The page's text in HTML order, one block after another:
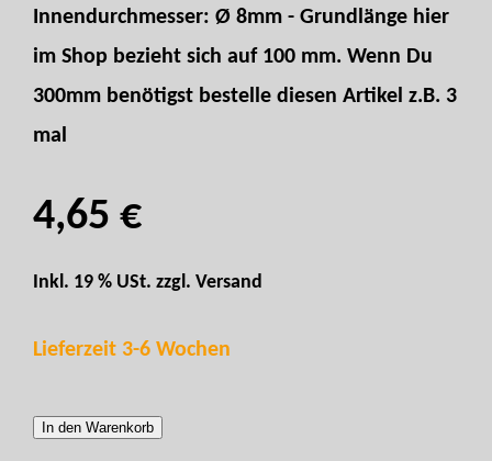
Innendurchmesser: Ø 8mm - Grundlänge hier
im Shop bezieht sich auf 100 mm. Wenn Du
300mm benötigst bestelle diesen Artikel z.B. 3
mal
4,65 €
Inkl. 19 % USt. zzgl. Versand
Lieferzeit 3-6 Wochen
In den Warenkorb